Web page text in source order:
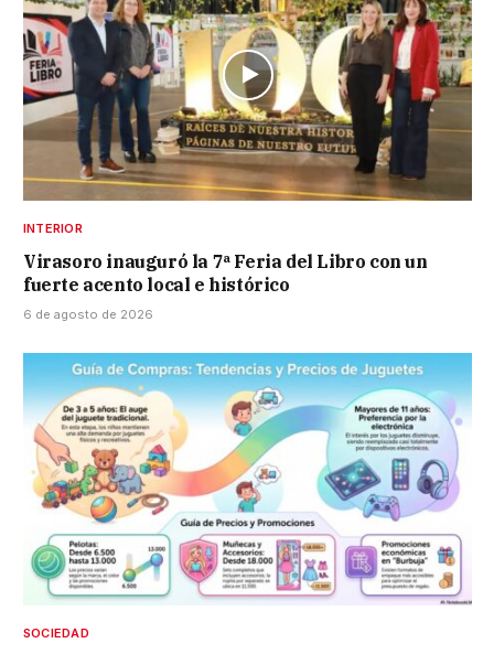
INTERIOR
Virasoro inauguró la 7ª Feria del Libro con un
fuerte acento local e histórico
6 de agosto de 2026
SOCIEDAD